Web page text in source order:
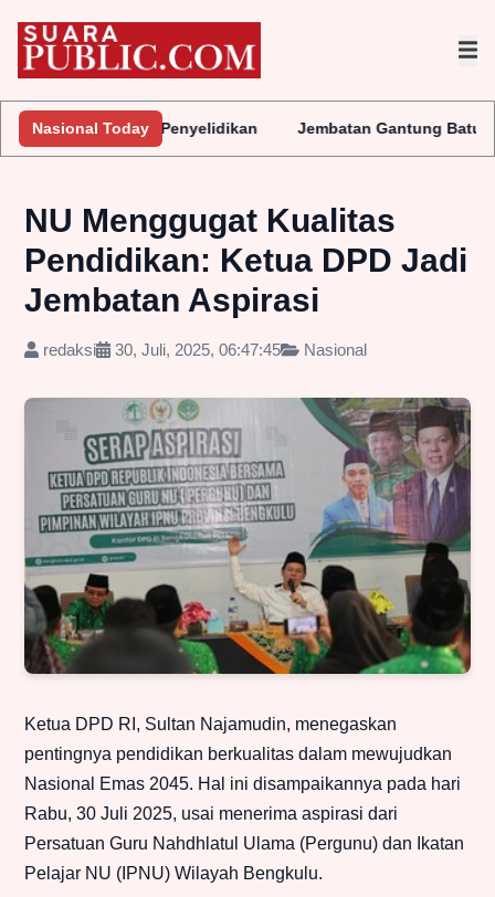
Nasional Today
Penyelidikan Jembatan Gantung Batu Pepe Rp10
NU Menggugat Kualitas
Pendidikan: Ketua DPD Jadi
Jembatan Aspirasi
redaksi 30, Juli, 2025, 06:47:45 Nasional
Ketua DPD RI, Sultan Najamudin, menegaskan
pentingnya pendidikan berkualitas dalam mewujudkan
Nasional Emas 2045. Hal ini disampaikannya pada hari
Rabu, 30 Juli 2025, usai menerima aspirasi dari
Persatuan Guru Nahdhlatul Ulama (Pergunu) dan Ikatan
Pelajar NU (IPNU) Wilayah Bengkulu.